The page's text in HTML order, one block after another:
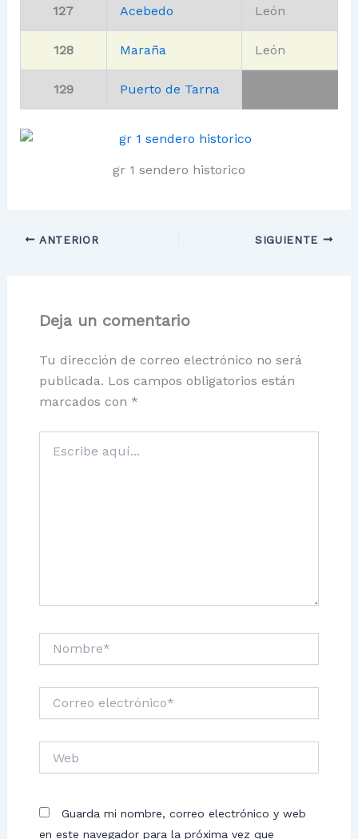
127 Acebedo León
128 Maraña León
129 Puerto de Tarna
gr 1 sendero historico
ANTERIOR SIGUIENTE
Deja un comentario
Tu dirección de correo electrónico no será
publicada. Los campos obligatorios están
marcados con *
aquí...
electrónico*
Guarda mi nombre, correo electrónico y web
en este navegador para la próxima vez que